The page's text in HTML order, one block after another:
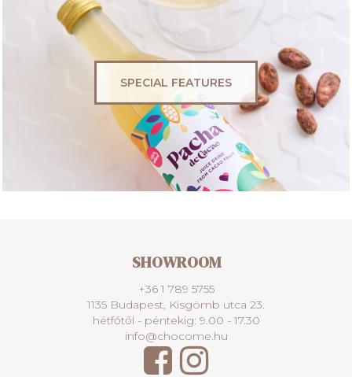
SPECIAL FEATURES
SHOWROOM
+36 1 789 5755
1135 Budapest, Kisgömb utca 23.
hétfőtől - péntekig: 9.00 - 17.30
info@chocome.hu